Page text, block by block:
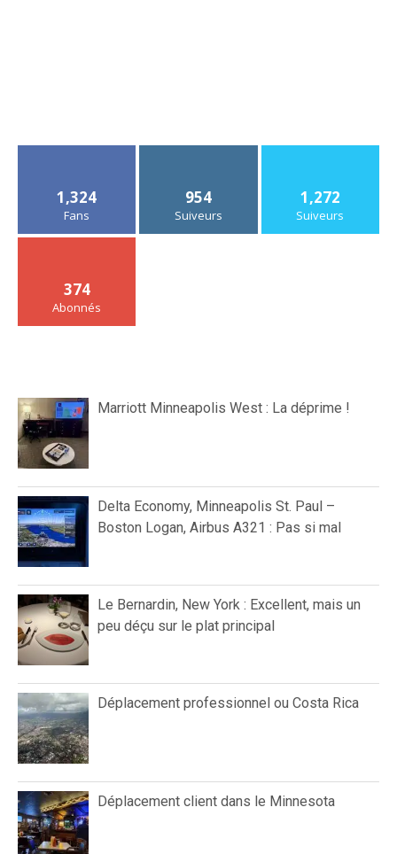
1,324
Fans
954
Suiveurs
1,272
Suiveurs
374
Abonnés
Marriott Minneapolis West : La déprime !
Delta Economy, Minneapolis St. Paul –
Boston Logan, Airbus A321 : Pas si mal
Le Bernardin, New York : Excellent, mais un
peu déçu sur le plat principal
Déplacement professionnel ou Costa Rica
Déplacement client dans le Minnesota